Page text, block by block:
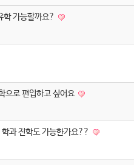
학 가능할까요?
으로 편입하고 싶어요
과 진학도 가능한가요??